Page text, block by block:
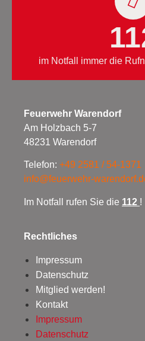
im Notfall immer die
Feuerwehr Warendorf
Am Holzbach 5-7
48231 Warendorf
Telefon: +49 2581 / 54-1371
info@feuerwehr-
Im Notfall rufen Sie die 112 !
Rechtliches
Impressum
Datenschutz
Mitglied werden!
Kontakt
Impressum
Datenschutz